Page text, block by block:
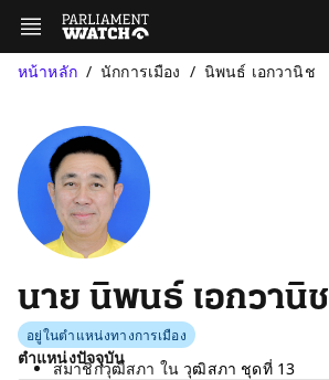
หน้าหลัก นักการเมือง นิพนธ์ เอกวานิช
นาย นิพนธ์ เอกวานิช
อยู่ในตำแหน่งทางการเมือง
ตำแหน่งปัจจุบัน
สมาชิกวุฒิสภา ในวุฒิสภา ชุดที่ 13